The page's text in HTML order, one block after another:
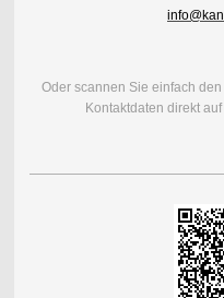
Oder scannen Sie einfach den
Kontaktdaten direkt